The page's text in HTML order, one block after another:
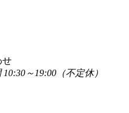
せ
～19:00（不定休）